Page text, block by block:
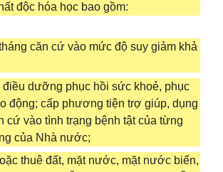
độc hóa học bao gồm:
căn cứ vào mức độ suy giảm khả
điều dưỡng phục hồi sức khoẻ, phục
động; cấp phương tiện trợ giúp, dụng
cứ vào tình trạng bệnh tật của từng
của Nhà nước;
thuê đất, mặt nước, mặt nước biển,